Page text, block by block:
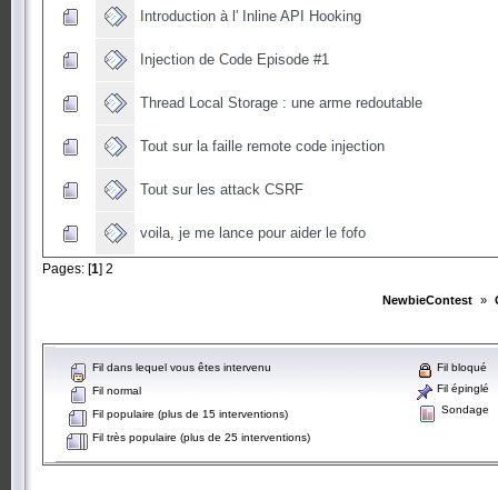
Introduction à l' Inline API Hooking
Injection de Code Episode #1
Thread Local Storage : une arme redoutable
Tout sur la faille remote code injection
Tout sur les attack CSRF
voila, je me lance pour aider le fofo
Pages: [1] 2
NewbieContest »
Fil dans lequel vous êtes intervenu
Fil normal
Fil populaire (plus de 15 interventions)
Fil très populaire (plus de 25 interventions)
Fil bloqué
Fil épinglé
Sondage